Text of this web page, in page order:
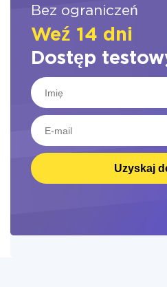
Bez ograniczeń
Weź 14 dni
Dostęp
Uzyskaj